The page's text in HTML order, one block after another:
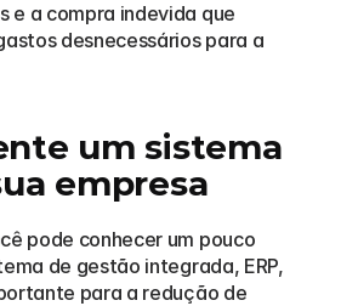
e a compra indevida que
desnecessários para a
um sistema
empresa
pode conhecer um pouco
de gestão integrada, ERP,
para a redução de